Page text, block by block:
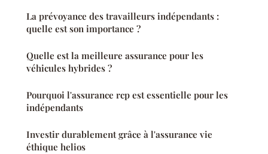
La prévoyance des travailleurs indépendants :
quelle est son importance ?
Quelle est la meilleure assurance pour les
véhicules hybrides ?
Pourquoi l'assurance rcp est essentielle pour les
indépendants
Investir durablement grâce à l'assurance vie
éthique helios